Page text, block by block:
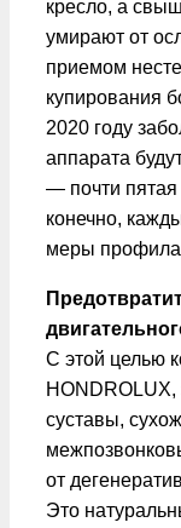
кресло, а
умирают от
приемом
купирования
2020 году
аппарата
— почти пятая
конечно,
меры
С этой целью
суставы,
от
Это